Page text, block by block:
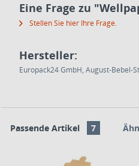
Eine Frage zu
Stellen Sie hier Ihre Frage.
Hersteller:
Europack24 GmbH, August-Bebel-
Passende Artikel 7